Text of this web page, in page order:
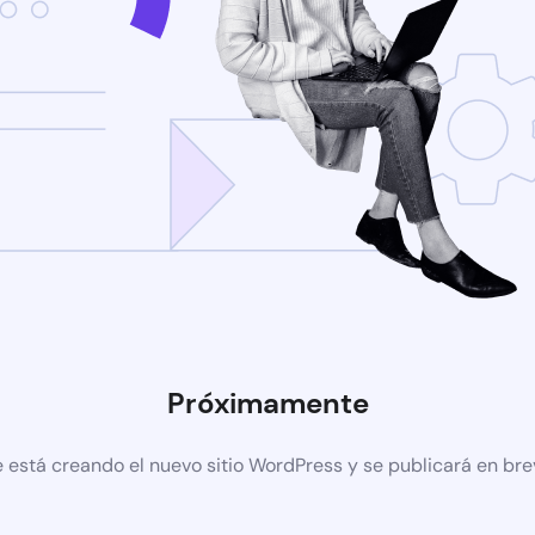
Próximamente
está creando el nuevo sitio WordPress y se publicará en